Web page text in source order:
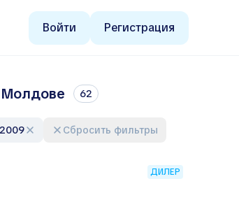
Войти Регистрация
Молдове 62
Сбросить фильтры
ДИЛЕР